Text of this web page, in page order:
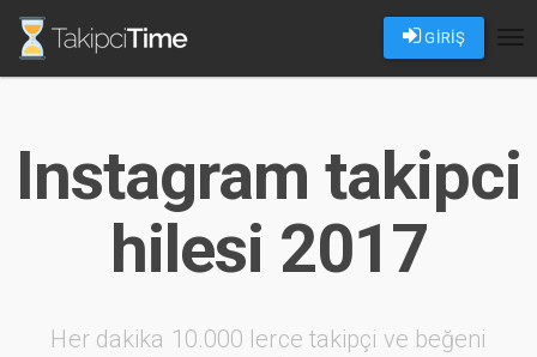
GİRİŞ
Instagram takipci
hilesi 2017
Her dakika 10.000 lerce takipçi ve beğeni